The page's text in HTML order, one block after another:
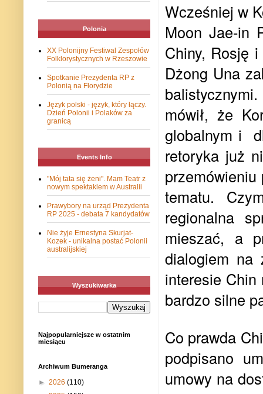
Wcześniej w
Moon Jae-in
Chiny, Rosję
Dżong Una
mówił, że
globalnym i
retoryka już
przemówieniu
tematu.
regionalna
mieszać, a
dialogiem na
interesie Chin
bardzo silne
Co prawda
podpisano
umowy na
Polonia
XX Polonijny Festiwal Zespołów
Folklorystycznych w Rzeszowie
Spotkanie Prezydenta RP z
Polonią na Florydzie
Język polski - język, który łączy.
Dzień Polonii i Polaków za
granicą
Events Info
"Mój tata się żeni". Mam Teatr z
nowym spektaklem w Australii
Prawybory na urząd Prezydenta
RP 2025 - debata 7 kandydatów
Nie żyje Ernestyna Skurjat-
Kozek - unikalna postać Polonii
australijskiej
Wyszukiwarka
Najpopularniejsze w ostatnim
miesiącu
Archiwum Bumeranga
► 2026 (110)